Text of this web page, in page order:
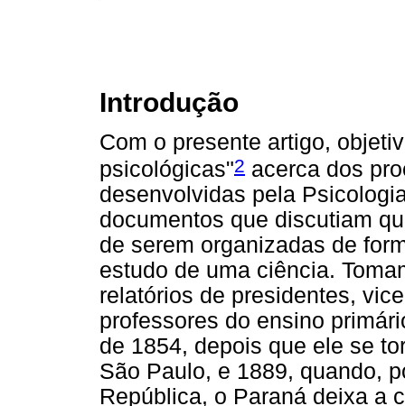
Introdução
Com o presente artigo,
psicológicas"2 acerca dos
desenvolvidas pela
documentos que discutiam
de serem organizadas de
estudo de uma ciência.
relatórios de presidentes,
professores do ensino
de 1854, depois que ele se
São Paulo, e 1889, quando,
República, o Paraná deixa a